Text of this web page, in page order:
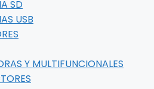
SD
USB
Y MULTIFUNCIONALES